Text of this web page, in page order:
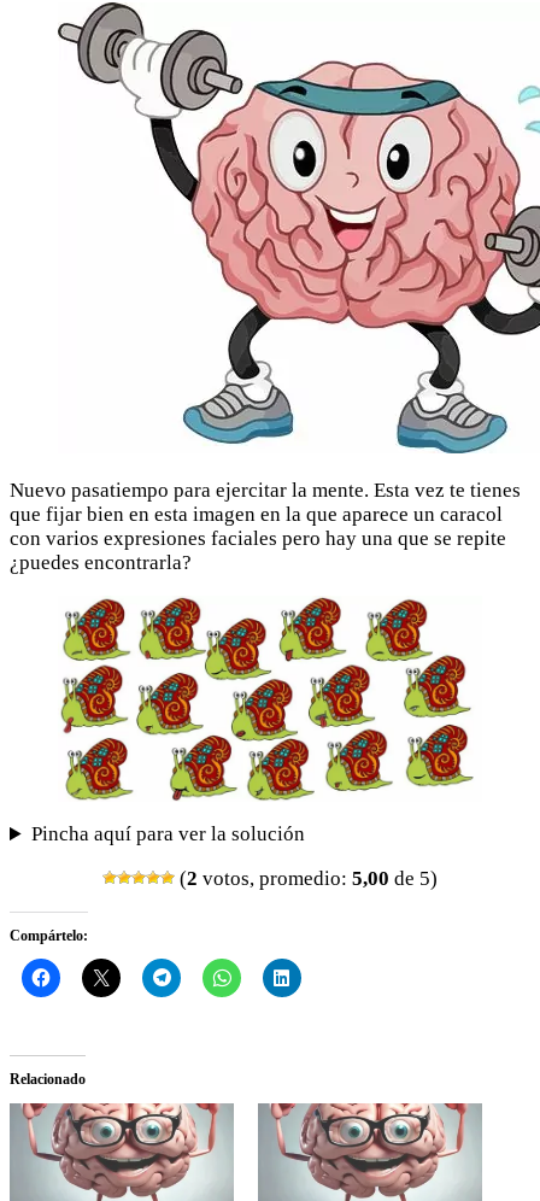
Nuevo pasatiempo para ejercitar la mente. Esta vez te tienes
que fijar bien en esta imagen en la que aparece un caracol
con varios expresiones faciales pero hay una que se repite
¿puedes encontrarla?
Pincha aquí para ver la solución
(2 votos, promedio: 5,00 de 5)
Compártelo:
Relacionado